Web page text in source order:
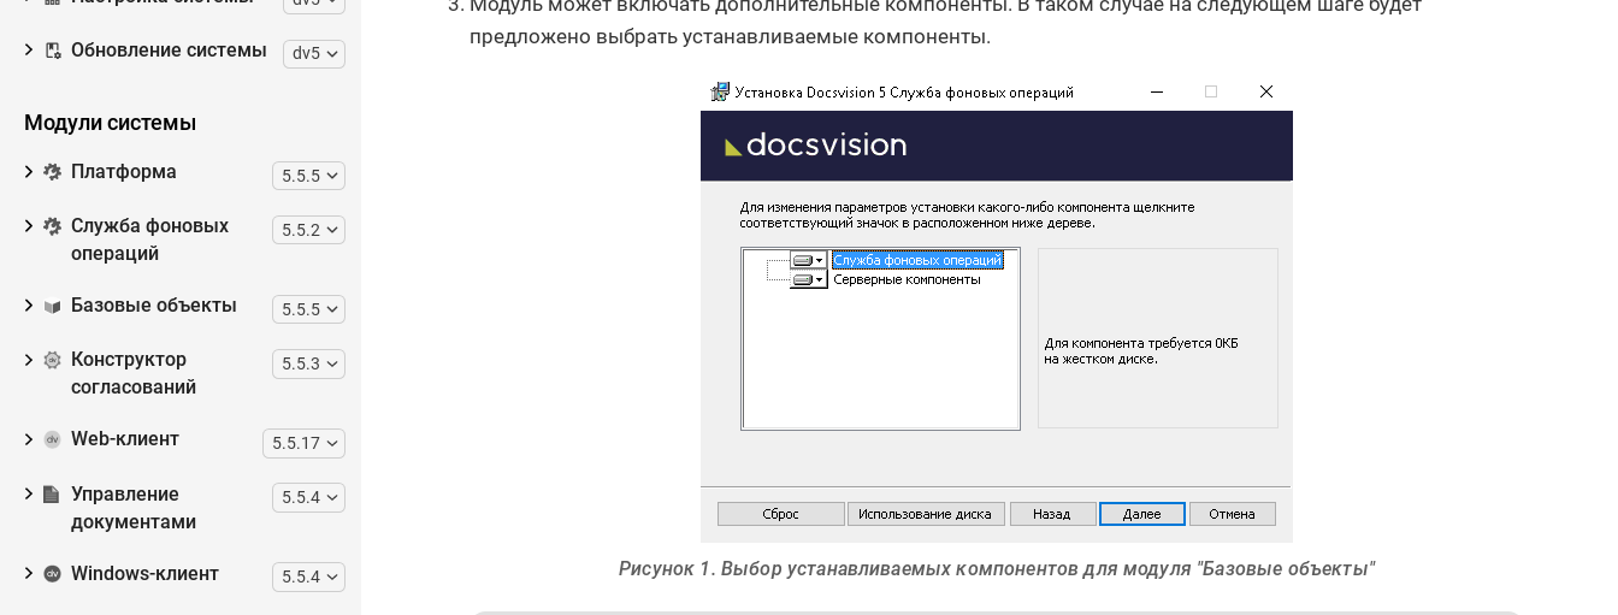
Обновление системы dv5
Модули системы
Платформа 5.5.5
Служба фоновых
операций
5.5.2
Базовые объекты 5.5.5
Конструктор
согласований
5.5.3
Web-клиент 5.5.17
Управление
документами
5.5.4
Windows-клиент 5.5.4
предложено выбрать устанавливаемые компоненты.
Рисунок 1. Выбор устанавливаемых компонентов для модуля "Базовые объекты"